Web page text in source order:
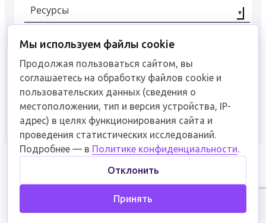
Мы используем файлы cookie
Продолжая пользоваться сайтом, вы
соглашаетесь на обработку файлов cookie и
пользовательских данных (сведения о
местоположении, тип и версия устройства, IP-
адрес) в целях функционирования сайта и
проведения статистических исследований.
Подробнее — в Политике конфиденциальности.
Отклонить
Принять
Наши партнёры
Профессиональная
переподготовка
Повышение
квалификации
Рабочие
Ресурсы
+7 (8442) 92-40-00
отраслях промышленности
Связаться
Пользовательское соглашение